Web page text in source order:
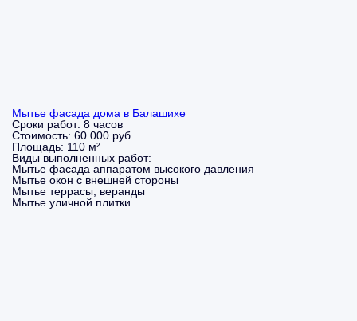
Мытье фасада дома в Балашихе
Сроки работ: 8 часов
Стоимость: 60.000 руб
Площадь: 110 м²
Виды выполненных работ:
Мытье фасада аппаратом высокого давления
Мытье окон с внешней стороны
Мытье террасы, веранды
Мытье уличной плитки